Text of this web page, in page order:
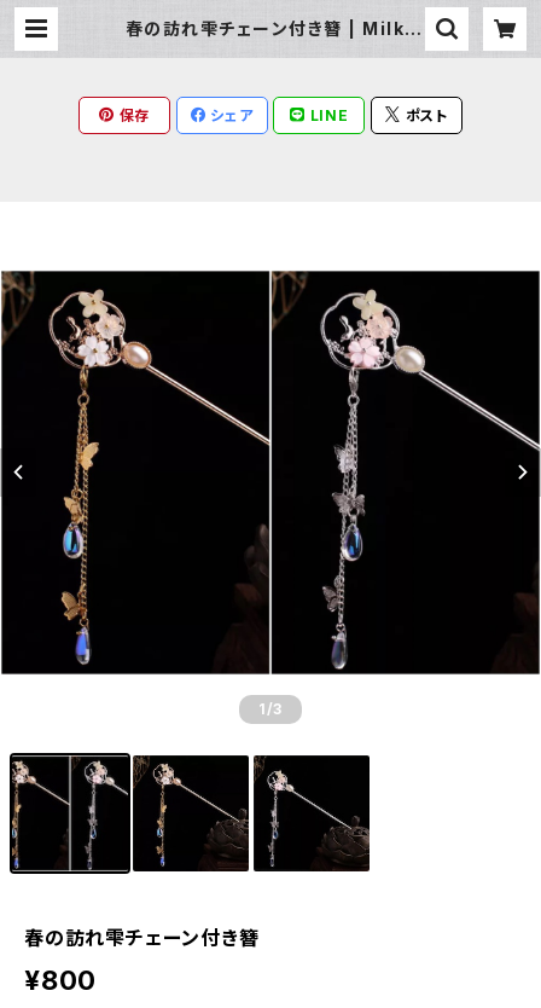
春の訪れ雫チェーン付き簪 | Milky
保存 シェア LINE ポスト
1 /3
春の訪れ雫チェーン付き簪
¥800